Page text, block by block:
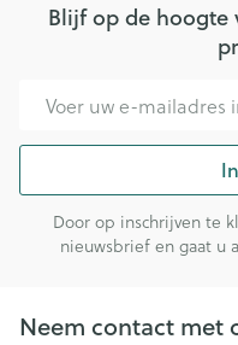
Blijf op de hoogte
Door op inschrijven te
nieuwsbrief en gaat u
Neem contact met